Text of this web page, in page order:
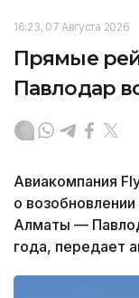
16:23, 07 Августа 2026
Прямые
Павлодар
Авиакомпания
о
Алматы —
года, передает